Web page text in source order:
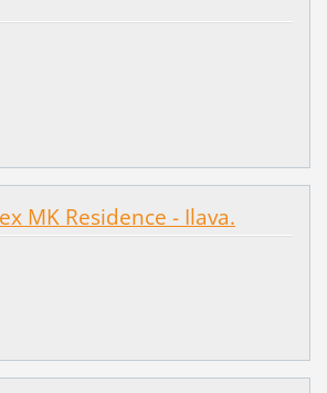
MK Residence - Ilava.